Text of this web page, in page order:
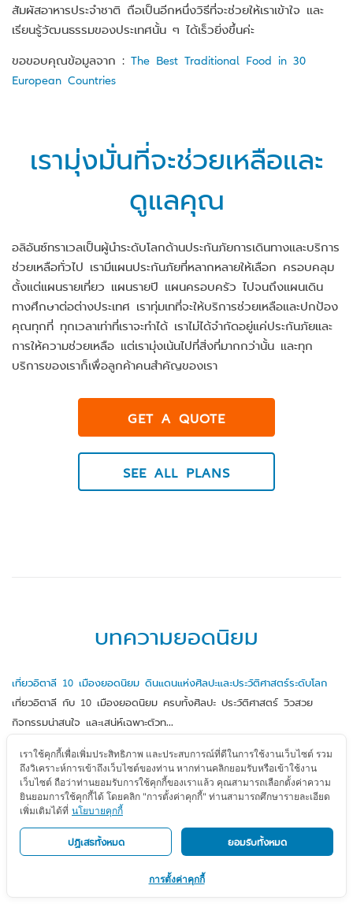
สัมผัสอาหารประจำชาติ ถือเป็นอีกหนึ่งวิธีที่จะช่วยให้เราเข้าใจ และ
เรียนรู้วัฒนธรรมของประเทศนั้น ๆ ได้เร็วยิ่งขึ้นค่ะ
ขอขอบคุณข้อมูลจาก : The Best Traditional Food in 30
European Countries
เรามุ่งมั่นที่จะช่วยเหลือและ
ดูแลคุณ
อลิอันซ์ทราเวลเป็นผู้นำระดับโลกด้านประกันภัยการเดินทางและบริการ
ช่วยเหลือทั่วไป เรามีแผนประกันภัยที่หลากหลายให้เลือก ครอบคลุม
ตั้งแต่แผนรายเที่ยว แผนรายปี แผนครอบครัว ไปจนถึงแผนเดิน
ทางศึกษาต่อต่างประเทศ เราทุ่มเทที่จะให้บริการช่วยเหลือและปกป้อง
คุณทุกที่ ทุกเวลาเท่าที่เราจะทำได้ เราไม่ได้จำกัดอยู่แค่ประกันภัยและ
การให้ความช่วยเหลือ แต่เรามุ่งเน้นไปที่สิ่งที่มากกว่านั้น และทุก
บริการของเราก็เพื่อลูกค้าคนสำคัญของเรา
GET A QUOTE
SEE ALL PLANS
บทความยอดนิยม
เที่ยวอิตาลี 10 เมืองยอดนิยม ดินแดนแห่งศิลปะและประวัติศาสตร์ระดับโลก
เที่ยวอิตาลี กับ 10 เมืองยอดนิยม ครบทั้งศิลปะ ประวัติศาสตร์ วิวสวย
กิจกรรมน่าสนใจ และเสน่ห์เฉพาะตัวท...
10 อาหารอังกฤษ ที่คุณต้องลอง เมื่อได้ไปเยือน
อาหารอังกฤษ หลายๆ เมนูอาจจะหากินได้ไม่ยากในเมืองไทย แต่การได้ไปกิน
ของจากต้นกำเนิดน่าจะเป็นหนึ่งในประ...
8 สถานที่ทำพาสปอร์ต ในกรุงเทพฯ และปริมณฑล
พร้อมสถานที่ วันและเวลาทำการ มีที่ไ...
เราใช้คุกกี้เพื่อเพิ่มประสิทธิภาพ และประสบการณ์ที่ดีในการใช้งานเว็บไซต์ รวม
ถึงวิเคราะห์การเข้าถึงเว็บไซต์ของท่าน หากท่านคลิกยอมรับหรือเข้าใช้งาน
เว็บไซต์ ถือว่าท่านยอมรับการใช้คุกกี้ของเราแล้ว คุณสามารถเลือกตั้งค่าความ
ยินยอมการใช้คุกกี้ได้ โดยคลิก "การตั้งค่าคุกกี้" ท่านสามารถศึกษารายละเอียด
เพิ่มเติมได้ที่ นโยบายคุกกี้
ปฏิเสธทั้งหมด ยอมรับทั้งหมด
การตั้งค่าคุกกี้